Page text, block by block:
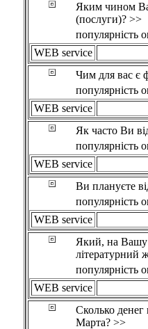
Яким чином
(послуги)? >>
популярність
WEB service
Чим для вас є
популярність
WEB service
Як часто Ви
популярність
WEB service
Ви плануєте
популярність
WEB service
Який, на Вашу
літературний
популярність
WEB service
Сколько
Марта? >>